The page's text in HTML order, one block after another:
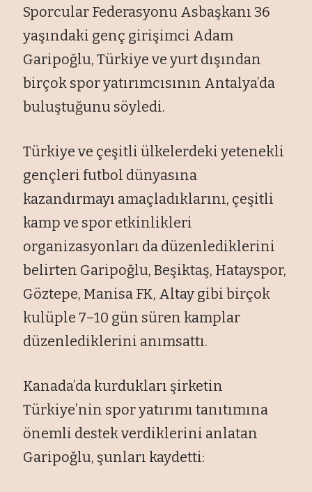
Sporcular Federasyonu Asbaşkanı 36
yaşındaki genç girişimci Adam
Garipoğlu, Türkiye ve yurt dışından
birçok spor yatırımcısının Antalya’da
buluştuğunu söyledi.
Türkiye ve çeşitli ülkelerdeki yetenekli
gençleri futbol dünyasına
kazandırmayı amaçladıklarını, çeşitli
kamp ve spor etkinlikleri
organizasyonları da düzenlediklerini
belirten Garipoğlu, Beşiktaş, Hatayspor,
Göztepe, Manisa FK, Altay gibi birçok
kulüple 7–10 gün süren kamplar
düzenlediklerini anımsattı.
Kanada’da kurdukları şirketin
Türkiye’nin spor yatırımı tanıtımına
önemli destek verdiklerini anlatan
Garipoğlu, şunları kaydetti: